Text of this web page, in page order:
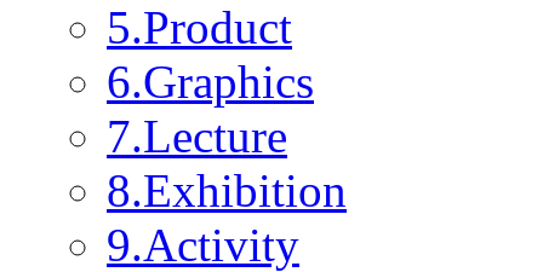
5.Product
6.Graphics
7.Lecture
8.Exhibition
9.Activity